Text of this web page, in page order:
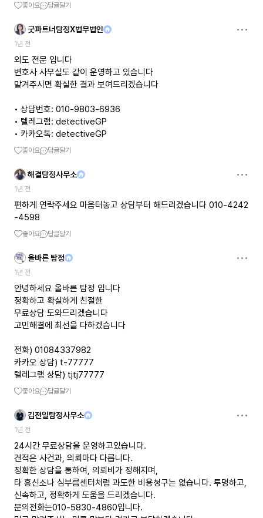
좋아요 답글달기
굿파트너탐정X법무법인
1년 전
외도 전문 입니다
변호사 사무실도 같이 운영하고 있습니다
맡겨주시면 확실한 결과 보여드리겠습니다
• 상담번호: 010-9803-6936
• 텔레그램: detectiveGP
• 카카오톡: detectiveGP
좋아요 답글달기
해결탐정사무소
1년 전
편하게 연락주세요 마음터놓고 상담부터 해드리겠습니다 010-4242
-4598
좋아요 답글달기
올바른 탐정
1년 전
안녕하세요 올바른 탐정 입니다
정확하고 확실하게 친절한
무료상담 도와드리겠습니다
고민해결에 최선을 다하겠습니다
전화) 01084337982
카카오 상담) t-77777
텔레그램 상담) tjtj77777
좋아요 답글달기
김전일탐정사무소
1년 전
24시간 무료상담을 운영하고있습니다.
견적은 사건과, 의뢰마다 다릅니다.
정확한 상담을 통하여, 의뢰비가 정해지며,
타 흥신소나 심부름센터처럼 과도한 비용청구는 없습니다. 투명하고,
신속하고, 정확하게 도움을 드리겠습니다.
문의전화는010-5830-4860입니다.